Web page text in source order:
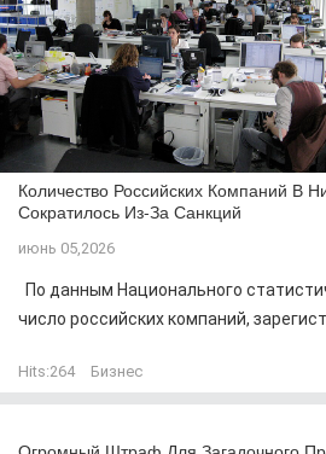
Количество Российских Компаний В
Сократилось Из-За Санкций
июнь 05,2026
По данным Национального
число российских компаний,
Hits:264 Бизнес